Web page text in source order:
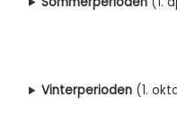
Vinterperioden (1.